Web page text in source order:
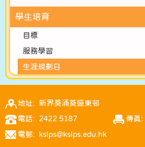
學生培育
目標
服務學習
生涯規劃日
地址: 新界葵涌葵盛東邨
電話: 2422 5187 傳真:
電郵: kslps@kslps.edu.hk